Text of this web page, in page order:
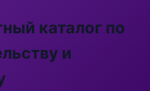
каталог по
и